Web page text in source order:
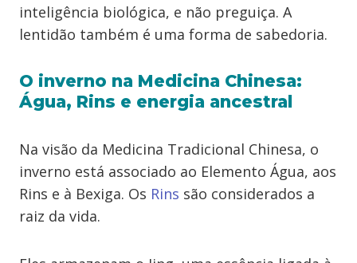
inteligência biológica, e não preguiça. A
lentidão também é uma forma de sabedoria.
O inverno na Medicina Chinesa:
Água, Rins e energia ancestral
Na visão da Medicina Tradicional Chinesa, o
inverno está associado ao Elemento Água, aos
Rins e à Bexiga. Os Rins são considerados a
raiz da vida.